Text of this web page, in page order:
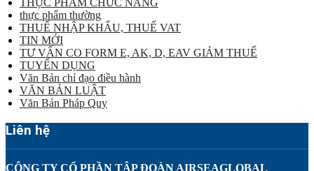
thực phẩm thường
THUẾ NHẬP KHẨU, THUẾ VAT
TIN MỚI
TƯ VẤN CO FORM E, AK, D, EAV GIẢM THUẾ
TUYỂN DỤNG
Văn Bản chỉ đạo điều hành
VĂN BẢN LUẬT
Văn Bản Pháp Quy
Liên hệ
CÔNG TY CỔ PHẦN TẬP ĐOÀN AIRSEAGLOBAL